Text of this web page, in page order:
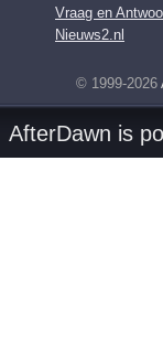
Vraag en
Nieuws2.nl
© 1999-2026
AfterDawn is